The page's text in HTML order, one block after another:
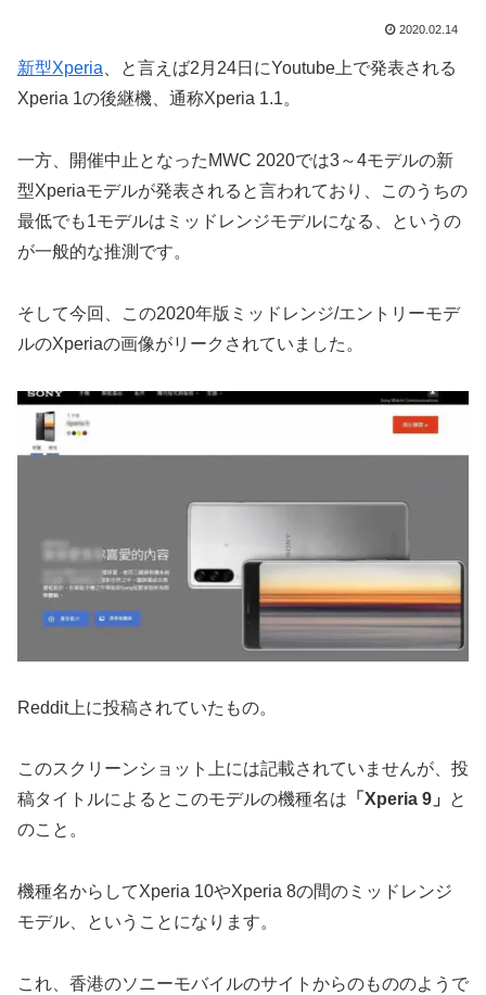
2020.02.14
新型Xperia 、と言えば2月24日にYoutube上で発表される
Xperia 1の後継機、通称Xperia 1.1。
一方、開催中止となったMWC 2020では3～4モデルの新
型Xperiaモデルが発表されると言われており、このうちの
最低でも1モデルはミッドレンジモデルになる、というの
が一般的な推測です。
そして今回、この2020年版ミッドレンジ/エントリーモデ
ルのXperiaの画像がリークされていました。
Reddit上に投稿されていたもの。
このスクリーンショット上には記載されていませんが、投
稿タイトルによるとこのモデルの機種名は 「Xperia 9」
と
のこと。
機種名からしてXperia 10やXperia 8の間のミッドレンジ
モデル、ということになります。
これ、香港のソニーモバイルのサイトからのもののようで